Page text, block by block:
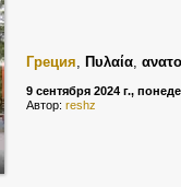
Греция, Πυλαία,
9 сентября 2024 г.,
Автор: reshz